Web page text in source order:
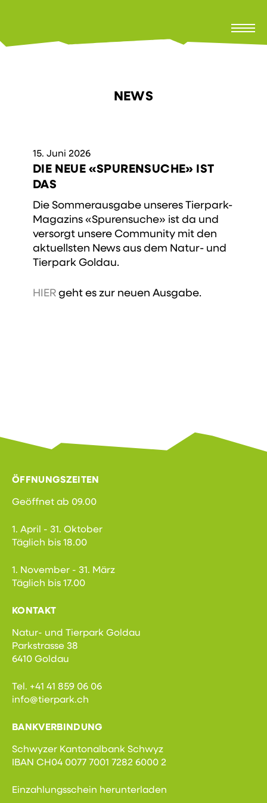
NEWS
15. Juni 2026
DIE NEUE «SPURENSUCHE» IST
DAS
Die Sommerausgabe unseres Tierpark-
Magazins «Spurensuche» ist da und
versorgt unsere Community mit den
aktuellsten News aus dem Natur- und
Tierpark Goldau.
HIERgeht es zur neuen Ausgabe.
ÖFFNUNGSZEITEN
Geöffnet ab 09.00
1. April - 31. Oktober
Täglich bis 18.00
1. November - 31. März
Täglich bis 17.00
KONTAKT
Natur- und Tierpark Goldau
Parkstrasse 38
6410 Goldau
Tel. +41 41 859 06 06
info@tierpark.ch
BANKVERBINDUNG
Schwyzer Kantonalbank Schwyz
IBAN CH04 0077 7001 7282 6000 2
Einzahlungsschein herunterladen